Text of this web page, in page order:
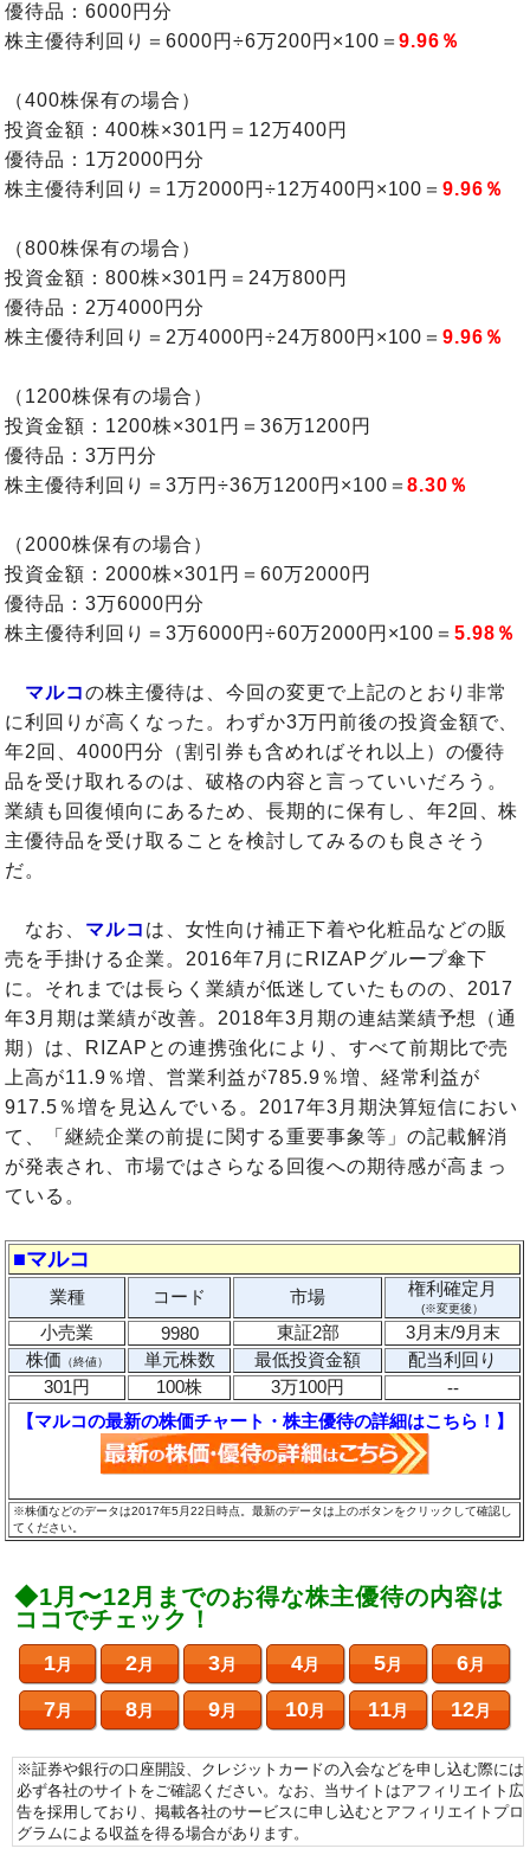
優待品：6000円分
株主優待利回り＝6000円÷6万200円×100＝9.96％
（400株保有の場合）
投資金額：400株×301円＝12万400円
優待品：1万2000円分
株主優待利回り＝1万2000円÷12万400円×100＝9.96％
（800株保有の場合）
投資金額：800株×301円＝24万800円
優待品：2万4000円分
株主優待利回り＝2万4000円÷24万800円×100＝9.96％
（1200株保有の場合）
投資金額：1200株×301円＝36万1200円
優待品：3万円分
株主優待利回り＝3万円÷36万1200円×100＝8.30％
（2000株保有の場合）
投資金額：2000株×301円＝60万2000円
優待品：3万6000円分
株主優待利回り＝3万6000円÷60万2000円×100＝5.98％
マルコの株主優待は、今回の変更で上記のとおり非常
に利回りが高くなった。わずか3万円前後の投資金額で、
年2回、4000円分（割引券も含めればそれ以上）の優待
品を受け取れるのは、破格の内容と言っていいだろう。
業績も回復傾向にあるため、長期的に保有し、年2回、株
主優待品を受け取ることを検討してみるのも良さそう
だ。
なお、 マルコ は、女性向け補正下着や化粧品などの販
売を手掛ける企業。2016年7月にRIZAPグループ傘下
に。それまでは長らく業績が低迷していたものの、2017
年3月期は業績が改善。2018年3月期の連結業績予想（通
期）は、RIZAPとの連携強化により、すべて前期比で売
上高が11.9％増、営業利益が785.9％増、経常利益が
917.5％増を見込んでいる。2017年3月期決算短信におい
て、「継続企業の前提に関する重要事象等」の記載解消
が発表され、市場ではさらなる回復への期待感が高まっ
ている。
■マルコ
業種 コード 市場 権利確定月
(※変更後）
小売業 9980 東証2部
3月末/9月末
株価 （終値） 単元株数 最低投資金額
配当利回り
301円
100株 3万100円
--
【マルコの最新の株価チャート・株主優待の詳細はこちら！】
※株価などのデータは2017年5月22日時点。最新のデータは上のボタンをクリックして確認し
てください。
◆1月〜12月までのお得な株主優待の内容は
ココでチェック！
1月 2月 3月 4月 5月 6月
7月 8月 9月 10月 11月 12月
※証券や銀行の口座開設、クレジットカードの入会などを申し込む際には
必ず各社のサイトをご確認ください。なお、当サイトはアフィリエイト広
告を採用しており、掲載各社のサービスに申し込むとアフィリエイトプロ
グラムによる収益を得る場合があります。